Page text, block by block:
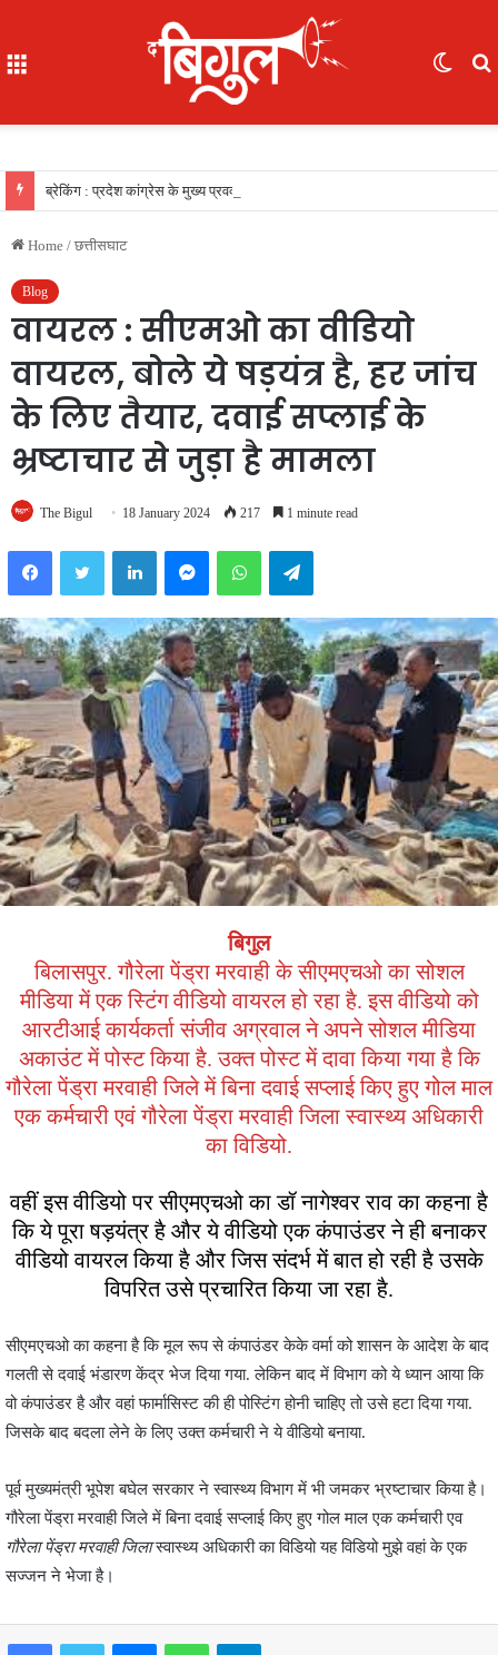
Home / छत्तीसघाट
Blog
वायरल : सीएमओ का वीडियो
वायरल, बोले ये षड़यंत्र है, हर जांच
के लिए तैयार, दवाई सप्लाई के
भ्रष्टाचार से जुड़ा है मामला
The Bigul 18 January 2024 217 1 minute read
FacebookTwitter LinkedInMessengerWhatsAppTelegram
बिगुल
बिलासपुर. गौरेला पेंड्रा मरवाही के सीएमएचओ का सोशल
मीडिया में एक स्टिंग वीडियो वायरल हो रहा है. इस वीडियो को
आरटीआई कार्यकर्ता संजीव अग्रवाल ने अपने सोशल मीडिया
अकाउंट में पोस्ट किया है. उक्त पोस्ट में दावा किया गया है कि
गौरेला पेंड्रा मरवाही जिले में बिना दवाई सप्लाई किए हुए गोल माल
एक कर्मचारी एवं गौरेला पेंड्रा मरवाही जिला स्वास्थ्य अधिकारी
का विडियो.
वहीं इस वीडियो पर सीएमएचओ का डॉ नागेश्वर राव का कहना है
कि ये पूरा षड़यंत्र है और ये वीडियो एक कंपाउंडर ने ही बनाकर
वीडियो वायरल किया है और जिस संदर्भ में बात हो रही है उसके
विपरित उसे प्रचारित किया जा रहा है.
सीएमएचओ का कहना है कि मूल रूप से कंपाउंडर केके वर्मा को शासन के आदेश के बाद
गलती से दवाई भंडारण केंद्र भेज दिया गया. लेकिन बाद में विभाग को ये ध्यान आया कि
वो कंपाउंडर है और वहां फार्मासिस्ट की ही पोस्टिंग होनी चाहिए तो उसे हटा दिया गया.
जिसके बाद बदला लेने के लिए उक्त कर्मचारी ने ये वीडियो बनाया.
पूर्व मुख्यमंत्री भूपेश बघेल सरकार ने स्वास्थ्य विभाग में भी जमकर भ्रष्टाचार किया है।
गौरेला पेंड्रा मरवाही जिले में बिना दवाई सप्लाई किए हुए गोल माल एक कर्मचारी एव
गौरेला पेंड्रा मरवाही जिलास्वास्थ्य अधिकारी का विडियो यह विडियो मुझे वहां के एक
सज्जन ने भेजा है।
FacebookTwitter MessengerWhatsAppTelegram